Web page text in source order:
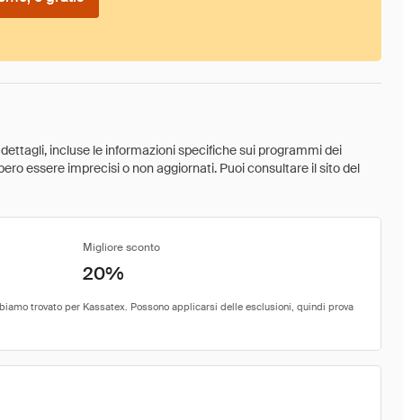
incluse le informazioni specifiche sui programmi dei
essere imprecisi o non aggiornati. Puoi consultare il sito del
Migliore sconto
20%